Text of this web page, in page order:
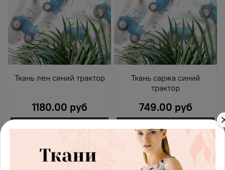
Ткань лен синий трактор
1180.00 руб
В корзину
Ткань саржа синий
трактор
749.00 руб
В корзину